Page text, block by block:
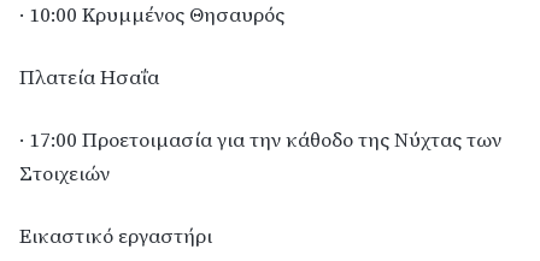
· 10:00 Κρυμμένος Θησαυρός
Πλατεία Ησαΐα
· 17:00 Προετοιμασία για την κάθοδο της Νύχτας των
Στοιχειών
Εικαστικό εργαστήρι